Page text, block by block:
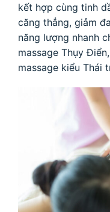
kết hợp cùng tinh
căng thẳng, giảm
năng lượng nhanh
massage Thụy
massage kiểu Thái